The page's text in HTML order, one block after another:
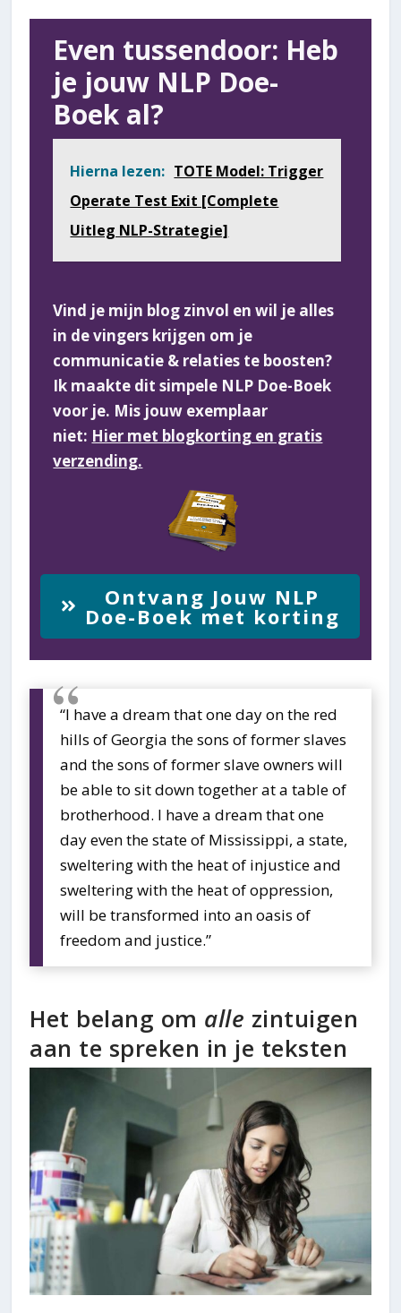
Even tussendoor: Heb
je jouw NLP Doe-
Boek al?
Hierna lezen: TOTE Model: Trigger
Operate Test Exit [Complete
Uitleg NLP-Strategie]
Vind je mijn blog zinvol en wil je alles
in de vingers krijgen om je
communicatie & relaties te boosten?
Ik maakte dit simpele NLP Doe-Boek
voor je. Mis jouw exemplaar
niet: Hier met blogkorting en gratis
verzending.
Ontvang Jouw NLP
Doe-Boek met korting
“I have a dream that one day on the red
hills of Georgia the sons of former slaves
and the sons of former slave owners will
be able to sit down together at a table of
brotherhood. I have a dream that one
day even the state of Mississippi, a state,
sweltering with the heat of injustice and
sweltering with the heat of oppression,
will be transformed into an oasis of
freedom and justice.”
Het belang om alle zintuigen
aan te spreken in je teksten